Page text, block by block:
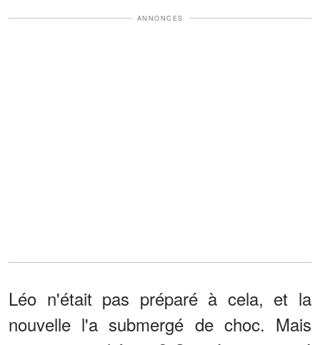
ANNONCES
Léo n'était pas préparé à cela, et la
nouvelle l'a submergé de choc. Mais